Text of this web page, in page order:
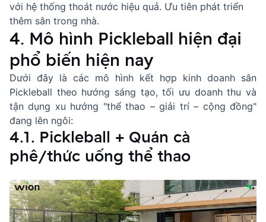
với hệ thống thoát nước hiệu quả. Ưu tiên phát triển
thêm sân trong nhà.
4. Mô hình Pickleball hiện đại
phổ biến hiện nay
Dưới đây là các mô hình kết hợp kinh doanh sân
Pickleball theo hướng sáng tạo, tối ưu doanh thu và
tận dụng xu hướng "thể thao – giải trí – cộng đồng"
đang lên ngôi:
4.1. Pickleball + Quán cà
phê/thức uống thể thao